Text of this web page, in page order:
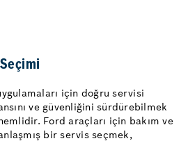
için doğru servisi
ve güvenliğini sürdürebilmek
Ford araçları için bakım ve
bir servis seçmek,